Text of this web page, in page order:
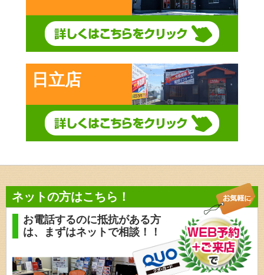
日立店
ネットの方はこちら！
お電話するのに抵抗がある方
は、
まずはネットで相談！！